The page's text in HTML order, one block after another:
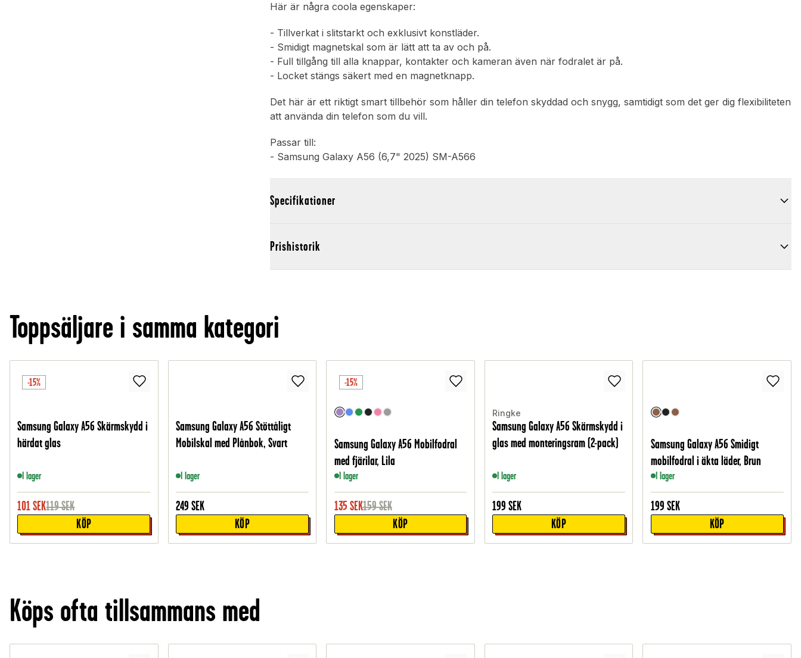
Här är några coola egenskaper:
- Tillverkat i slitstarkt och exklusivt konstläder.
- Smidigt magnetskal som är lätt att ta av och på.
- Full tillgång till alla knappar, kontakter och kameran även när fodralet är på.
- Locket stängs säkert med en magnetknapp.
Det här är ett riktigt smart tillbehör som håller din telefon skyddad och snygg, samtidigt som det ger dig flexibiliteten
att använda din telefon som du vill.
Passar till:
- Samsung Galaxy A56 (6,7" 2025) SM-A566
Specifikationer
Prishistorik
Toppsäljare i samma kategori
-15%
Samsung Galaxy A56 Skärmskydd i
härdat glas
I lager
101SEK119SEK
KÖP
Samsung Galaxy A56 Stöttåligt
Mobilskal med Plånbok, Svart
I lager
249 SEK
KÖP
-15%
Samsung Galaxy A56 Mobilfodral
med fjärilar, Lila
I lager
135 SEK159SEK
KÖP
Ringke
Samsung Galaxy A56 Skärmskydd i
glas med monteringsram (2-pack)
I lager
199 SEK
KÖP
Samsung Galaxy A56 Smidigt
mobilfodral i äkta läder, Brun
I lager
199 SEK
KÖP
Köps ofta tillsammans med